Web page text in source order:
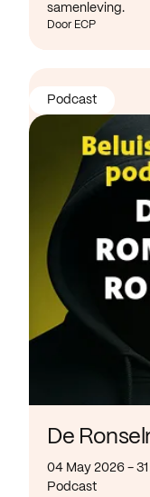
samenleving.
Door ECP
De
04 May 2026 -
Podcast
Podcast